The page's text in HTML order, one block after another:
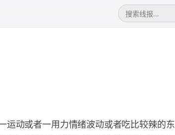
运动或者一用力情绪波动或者吃比较辣的东